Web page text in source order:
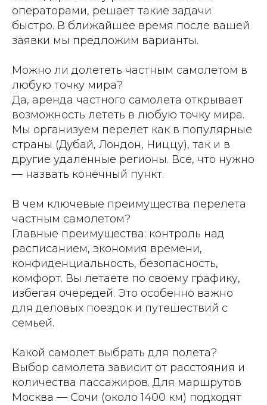
операторами, решает такие задачи
быстро. В ближайшее время после вашей
заявки мы предложим варианты.
Можно ли долететь частным самолетом в
любую точку мира?
Да, аренда частного самолета открывает
возможность лететь в любую точку мира.
Мы организуем перелет как в популярные
страны (Дубай, Лондон, Ниццу), так и в
другие удаленные регионы. Все, что нужно
— назвать конечный пункт.
В чем ключевые преимущества перелета
частным самолетом?
Главные преимущества: контроль над
расписанием, экономия времени,
конфиденциальность, безопасность,
комфорт. Вы летаете по своему графику,
избегая очередей. Это особенно важно
для деловых поездок и путешествий с
семьей.
Какой самолет выбрать для полета?
Выбор самолета зависит от расстояния и
количества пассажиров. Для маршрутов
Москва — Сочи (около 1400 км) подходят